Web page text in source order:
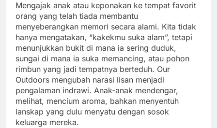
Mengajak anak atau keponakan ke tempat favorit
orang yang telah tiada membantu
menyeberangkan memori secara alami. Kita tidak
hanya mengatakan, “kakekmu suka alam”, tetapi
menunjukkan bukit di mana ia sering duduk,
sungai di mana ia suka memancing, atau pohon
rimbun yang jadi tempatnya berteduh. Our
Outdoors mengubah narasi lisan menjadi
pengalaman indrawi. Anak-anak mendengar,
melihat, mencium aroma, bahkan menyentuh
lanskap yang dulu menyatu dengan sosok
keluarga mereka.